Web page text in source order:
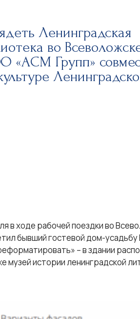
Ленинградская
во
«АСМ Групп»
в ходе рабочей поездки во
бывший гостевой дом-
– в здании
музей истории ленинградской